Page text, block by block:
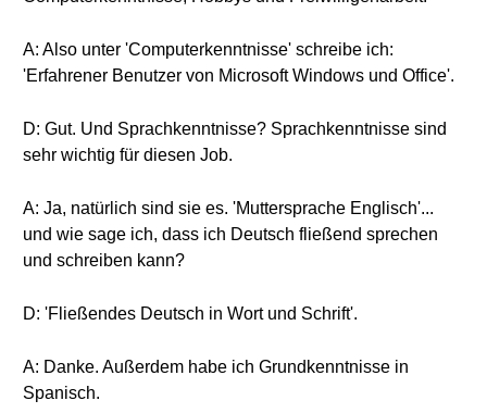
A: Also unter 'Computerkenntnisse' schreibe ich:
'Erfahrener Benutzer von Microsoft Windows und Office'.
D: Gut. Und Sprachkenntnisse? Sprachkenntnisse sind
sehr wichtig für diesen Job.
A: Ja, natürlich sind sie es. 'Muttersprache Englisch'...
und wie sage ich, dass ich Deutsch fließend sprechen
und schreiben kann?
D: 'Fließendes Deutsch in Wort und Schrift'.
A: Danke. Außerdem habe ich Grundkenntnisse in
Spanisch.